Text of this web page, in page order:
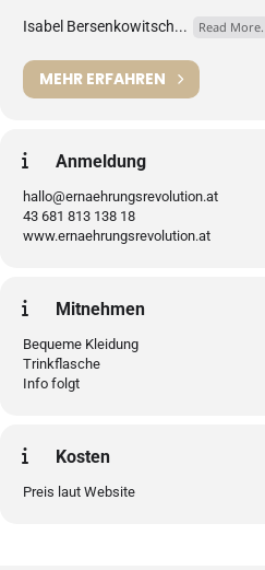
Isabel Bersenkowitsch... Read More.
MEHR ERFAHREN
Anmeldung
hallo@ernaehrungsrevolution.at
43 681 813 138 18
www.ernaehrungsrevolution.at
Mitnehmen
Bequeme Kleidung
Trinkflasche
Info folgt
Kosten
Preis laut Website